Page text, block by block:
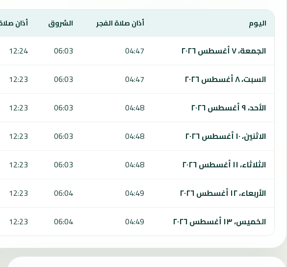
يعرض هذا الجدول مواقيت الصلاة لمدة 7 أيام في فرا ناخون سي ايوتثايا، بما يشمل الفجر والشروق والظهر والعصر والمغرب والعشاء.
اليوم أذان صلاة الفجر الشروق أذان
الجمعة، ٧ أغسطس ٢٠٢٦ 04:47
06:03
12:24
السبت، ٨ أغسطس ٢٠٢٦
04:47
06:03
12:23
الأحد، ٩ أغسطس ٢٠٢٦
04:48
06:03
12:23
الاثنين، ١٠ أغسطس ٢٠٢٦
04:48
06:03
12:23
الثلاثاء، ١١ أغسطس ٢٠٢٦
04:48
06:03
12:23
الأربعاء، ١٢ أغسطس ٢٠٢٦
04:49
06:04
12:23
الخميس، ١٣ أغسطس ٢٠٢٦
04:49
06:04
12:23